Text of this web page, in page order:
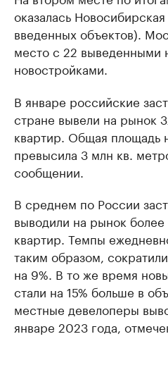
оказалась
введенных объектов).
место с 22 выведенными
новостройками.
В январе российские
стране вывели на рынок
квартир. Общая площадь
превысила 3 млн кв.
сообщении.
В среднем по России
выводили на рынок
квартир. Темпы
таким образом,
на 9%. В то же время
стали на 15% больше в
местные девелоперы
январе 2023 года,